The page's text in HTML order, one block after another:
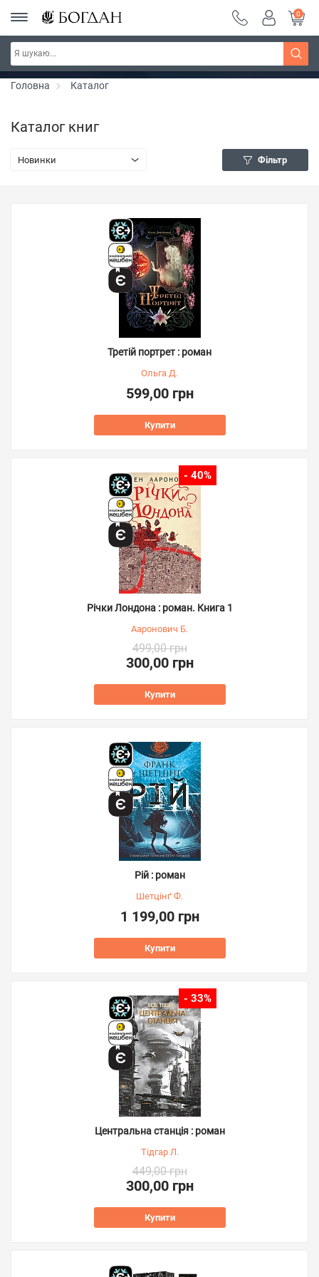
РОЗПРОДАЖ ~ 150 грн ~ 200 грн ~ 250 грн ~
300 грн ~ РОЗПРОДАЖ
Дізнатись більше
0
Головна Каталог
Каталог книг
Новинки Фільтр
Третій портрет : роман
Ольга Д.
599,00 грн
Купити
- 40%
Річки Лондона : роман. Книга 1
Ааронович Б.
499,00 грн
300,00 грн
Купити
Рій : роман
Шетцінґ Ф.
1 199,00 грн
Купити
- 33%
Центральна станція : роман
Тідгар Л.
449,00 грн
300,00 грн
Купити